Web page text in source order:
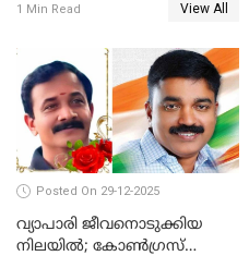
1 Min Read View All
Posted On 29-12-2025
വ്യാപാരി ജീവനൊടുക്കിയ
നിലയില്‍; കോണ്‍ഗ്രസ്